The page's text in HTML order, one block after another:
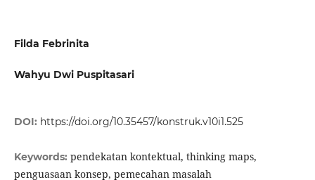
Filda Febrinita
Wahyu Dwi Puspitasari
DOI: https://doi.org/10.35457/konstruk.v10i1.525
Keywords: pendekatan kontektual, thinking maps,
penguasaan konsep, pemecahan masalah